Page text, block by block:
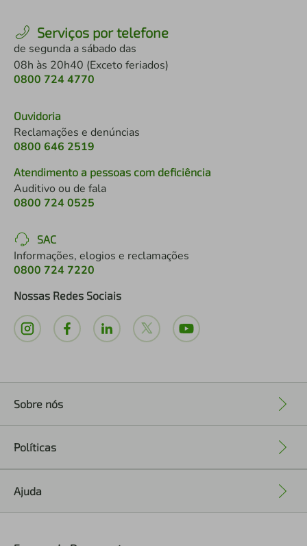
Serviços por telefone
de segunda a sábado das
08h às 20h40 (Exceto feriados)
0800 724 4770
Ouvidoria
Reclamações e denúncias
0800 646 2519
Atendimento a pessoas com deficiência
Auditivo ou de fala
0800 724 0525
SAC
Informações, elogios e reclamações
0800 724 7220
Nossas Redes Sociais
Sobre nós
Políticas
Ajuda